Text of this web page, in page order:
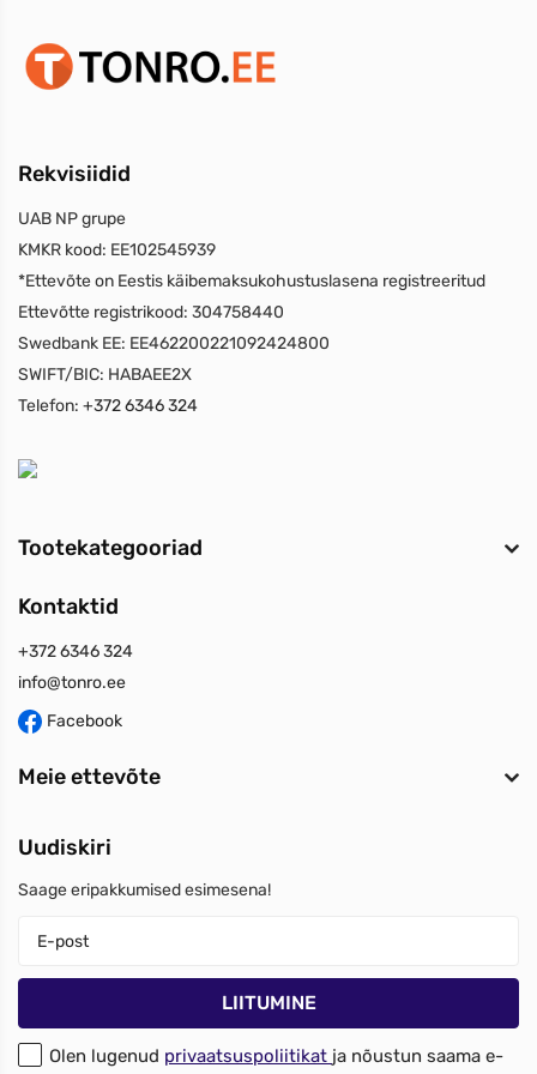
Rekvisiidid
UAB NP grupe
KMKR kood: EE102545939
*Ettevõte on Eestis käibemaksukohustuslasena registreeritud
Ettevõtte registrikood: 304758440
Swedbank EE: EE462200221092424800
SWIFT/BIC: HABAEE2X
Telefon: +372 6346 324
Tootekategooriad
Kontaktid
+372 6346 324
info@tonro.ee
Facebook
Meie ettevõte
Uudiskiri
Saage eripakkumised esimesena!
Olen lugenud privaatsuspoliitikat ja nõustun saama e-